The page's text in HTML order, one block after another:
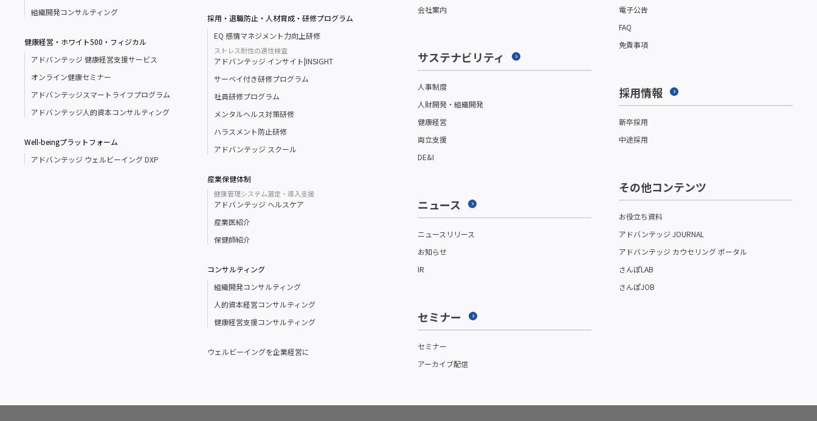
組織開発コンサルティング
健康経営・ホワイト500・フィジカル
アドバンテッジ 健康経営支援サービス
オンライン健康セミナー
アドバンテッジスマートライフプログラム
アドバンテッジ人的資本コンサルティング
Well-beingプラットフォーム
アドバンテッジ ウェルビーイング DXP
採用・退職防止・人材育成・研修プログラム
EQ 感情マネジメント力向上研修
ストレス耐性の適性検査
アドバンテッジ インサイト|INSIGHT
サーベイ付き研修プログラム
社員研修プログラム
メンタルヘルス対策研修
ハラスメント防止研修
アドバンテッジ スクール
産業保健体制
健康管理システム選定・導入支援
アドバンテッジ ヘルスケア
産業医紹介
保健師紹介
コンサルティング
組織開発コンサルティング
人的資本経営コンサルティング
健康経営支援コンサルティング
ウェルビーイングを企業経営に
会社案内
サステナビリティ
人事制度
人財開発・組織開発
健康経営
両立支援
DE&I
ニュース
ニュースリリース
お知らせ
IR
セミナー
セミナー
アーカイブ配信
電子公告
FAQ
免責事項
採用情報
新卒採用
中途採用
その他コンテンツ
お役立ち資料
アドバンテッジ JOURNAL
アドバンテッジ カウセリング ポータル
さんぽLAB
さんぽJOB